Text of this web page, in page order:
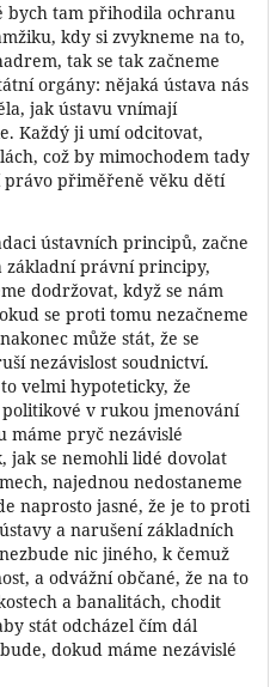
bych tam přihodila ochranu
kdy si zvykneme na to,
tak se tak začneme
orgány: nějaká ústava nás
jak ústavu vnímají
Každý ji umí odcitovat,
což by mimochodem tady
právo přiměřeně věku dětí
ústavních principů, začne
základní právní principy,
dodržovat, když se nám
se proti tomu nezačneme
může stát, že se
nezávislost soudnictví.
velmi hypoteticky, že
v rukou jmenování
máme pryč nezávislé
jak se nemohli lidé dovolat
najednou nedostaneme
naprosto jasné, že je to proti
a narušení základních
nic jiného, k čemuž
a odvážní občané, že na to
a banalitách, chodit
stát odcházel čím dál
dokud máme nezávislé